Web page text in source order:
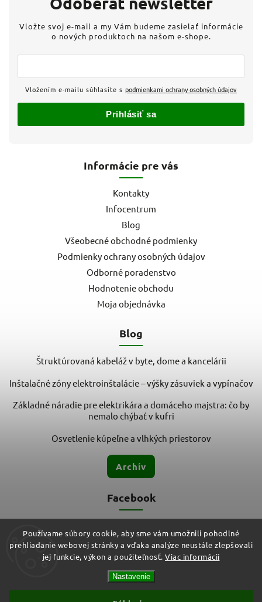
Používame súbory cookie, aby sme vám umožnili pohodlné
prehliadanie webovej stránky a vďaka analýze neustále zlepšovali
jej funkcie, výkon a použiteľnosť. Viac informácií
Nastavenie
Informácie pre vás
Kontakty
Infocentrum
Blog
Všeobecné obchodné podmienky
Podmienky ochrany osobných údajov
Odborné poradenstvo
Hodnotenie obchodu
Moja objednávka
Blog
Štruktúrovaná kabeláž v byte, dome a kancelárii
Inštalačné zóny elektroinštalácie – výšky zásuviek a vypínačov
Základné náradie pre elektrikára a domáceho majstra: čo by
nemalo chýbať v kufri
Osvetlenie kúpeľne a vlhkých priestorov
Archív
Vložte svoj e-mail a my Vám budeme zasielať informácie
o nových produktoch na našom e-shope.
Vložením e-mailu súhlasíte s podmienkami ochrany osobných údajov
Prihlásiť sa
Facebook
ELMIT - Elektroinštalačný materiál, svietidlá
Všetky práva vyhradené.